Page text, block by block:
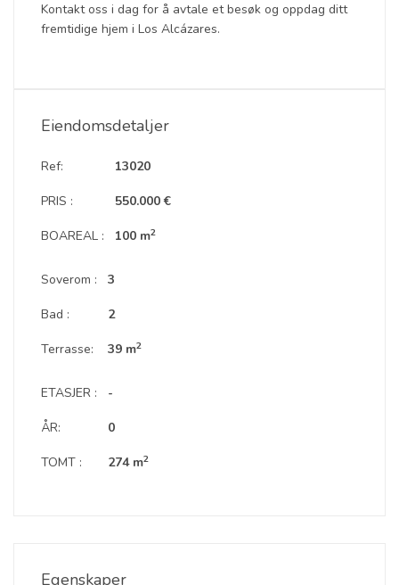
Kontakt oss i dag for å avtale et besøk og oppdag ditt
fremtidige hjem i Los Alcázares.
Eiendomsdetaljer
Ref:
PRIS :
BOAREAL :
13020
550.000 €
100 m2
Soverom :
Bad :
Terrasse:
3
2
39 m2
ETASJER :
ÅR:
TOMT :
-
0
274 m2
Egenskaper